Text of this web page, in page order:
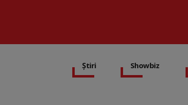
Știri Showbiz